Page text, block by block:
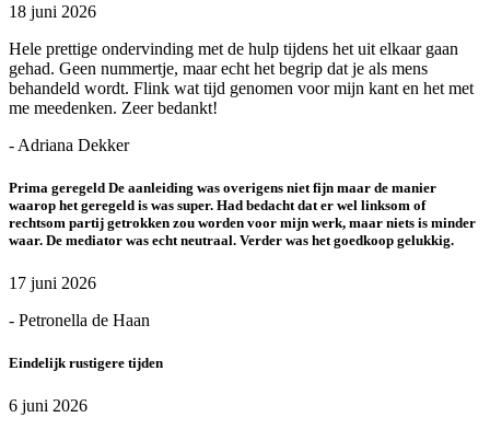
18 juni 2026
Hele prettige ondervinding met de hulp tijdens het uit elkaar gaan
gehad. Geen nummertje, maar echt het begrip dat je als mens
behandeld wordt. Flink wat tijd genomen voor mijn kant en het met
me meedenken. Zeer bedankt!
- Adriana Dekker
Prima geregeld De aanleiding was overigens niet fijn maar de manier
waarop het geregeld is was super. Had bedacht dat er wel linksom of
rechtsom partij getrokken zou worden voor mijn werk, maar niets is minder
waar. De mediator was echt neutraal. Verder was het goedkoop gelukkig.
17 juni 2026
- Petronella de Haan
Eindelijk rustigere tijden
6 juni 2026